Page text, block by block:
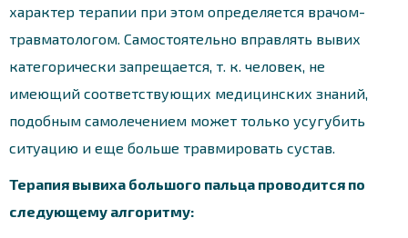
характер терапии при этом определяется врачом-
травматологом. Самостоятельно вправлять вывих
категорически запрещается, т. к. человек, не
имеющий соответствующих медицинских знаний,
подобным самолечением может только усугубить
ситуацию и еще больше травмировать сустав.
Терапия вывиха большого пальца проводится по
следующему алгоритму: